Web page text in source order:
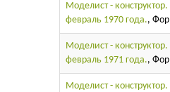
Моделист -
февраль 1970 года.,
Моделист -
февраль 1971 года.,
Моделист -